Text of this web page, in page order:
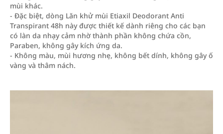
mùi khác.
- Đặc biệt, dòng Lăn khử mùi Etiaxil Deodorant Anti
Transpirant 48h này được thiết kế dành riêng cho các bạn
có làn da nhạy cảm nhờ thành phần không chứa cồn,
Paraben, không gây kích ứng da.
- Không màu, mùi hương nhẹ, không bết dính, không gây ố
vàng và thâm nách.